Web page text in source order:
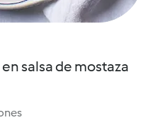
salsa de mostaza